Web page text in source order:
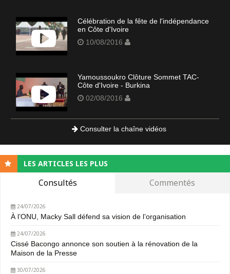
Célébration de la fête de l'indépendance
en Côte d'Ivoire
10/08/2016
Yamoussoukro Clôture Sommet TAC-
Côte d'Ivoire - Burkina
02/08/2016
Consulter la chaîne vidéos
LES ARTICLES LES PLUS
Consultés Commentés
24/07/2026
À l’ONU, Macky Sall défend sa vision de l’organisation
24/07/2026
Cissé Bacongo annonce son soutien à la rénovation de la
Maison de la Presse
30/07/2026